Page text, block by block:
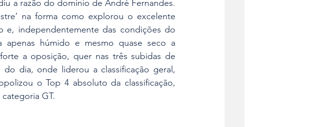
a razão do domínio de André Fernandes.
na forma como explorou o excelente
e, independentemente das condições do
húmido e mesmo quase seco a
a oposição, quer nas três subidas de
dia, onde liderou a classificação geral,
o Top 4 absoluto da classificação,
GT.